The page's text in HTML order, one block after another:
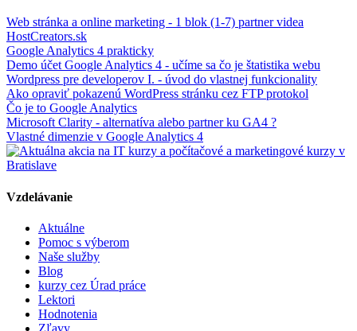
Web stránka a online marketing - 1 blok (1-7) partner videa
HostCreators.sk
Google Analytics 4 prakticky
Demo účet Google Analytics 4 - učíme sa čo je štatistika webu
Wordpress pre developerov I. - úvod do vlastnej funkcionality
Ako opraviť pokazenú WordPress stránku cez FTP protokol
Čo je to Google Analytics
Microsoft Clarity - alternatíva alebo partner ku GA4 ?
Vlastné dimenzie v Google Analytics 4
Vzdelávanie
Aktuálne
Pomoc s výberom
Naše služby
Blog
kurzy cez Úrad práce
Lektori
Hodnotenia
Zľavy